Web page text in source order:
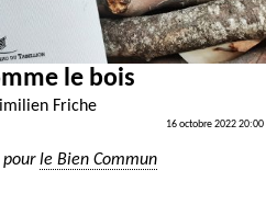
le bois
Friche
16 octobre 2022 20:00
pourle Bien Commun